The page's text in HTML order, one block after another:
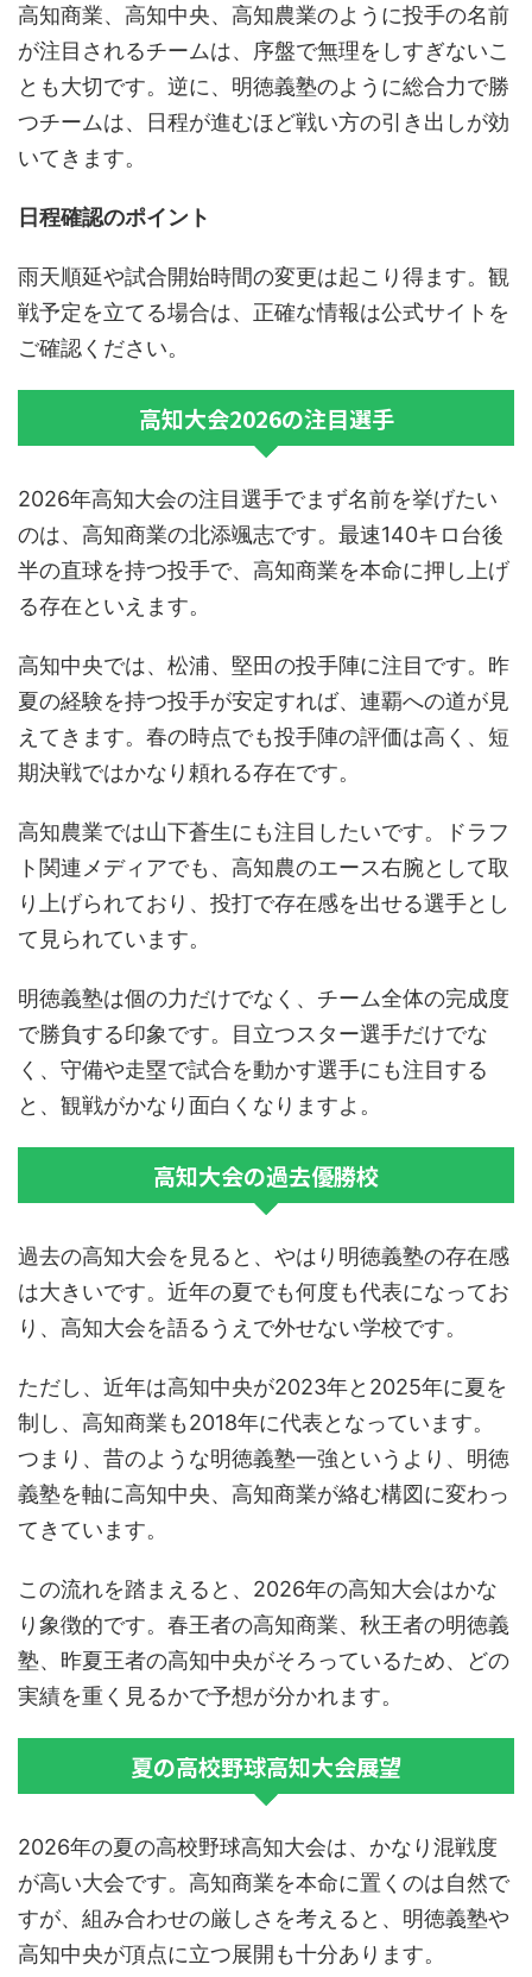
高知商業、高知中央、高知農業のように投手の名前
が注目されるチームは、序盤で無理をしすぎないこ
とも大切です。逆に、明徳義塾のように総合力で勝
つチームは、日程が進むほど戦い方の引き出しが効
いてきます。
日程確認のポイント
雨天順延や試合開始時間の変更は起こり得ます。観
戦予定を立てる場合は、正確な情報は公式サイトを
ご確認ください。
高知大会2026の注目選手
2026年高知大会の注目選手でまず名前を挙げたい
のは、高知商業の北添颯志です。最速140キロ台後
半の直球を持つ投手で、高知商業を本命に押し上げ
る存在といえます。
高知中央では、松浦、堅田の投手陣に注目です。昨
夏の経験を持つ投手が安定すれば、連覇への道が見
えてきます。春の時点でも投手陣の評価は高く、短
期決戦ではかなり頼れる存在です。
高知農業では山下蒼生にも注目したいです。ドラフ
ト関連メディアでも、高知農のエース右腕として取
り上げられており、投打で存在感を出せる選手とし
て見られています。
明徳義塾は個の力だけでなく、チーム全体の完成度
で勝負する印象です。目立つスター選手だけでな
く、守備や走塁で試合を動かす選手にも注目する
と、観戦がかなり面白くなりますよ。
高知大会の過去優勝校
過去の高知大会を見ると、やはり明徳義塾の存在感
は大きいです。近年の夏でも何度も代表になってお
り、高知大会を語るうえで外せない学校です。
ただし、近年は高知中央が2023年と2025年に夏を
制し、高知商業も2018年に代表となっています。
つまり、昔のような明徳義塾一強というより、 明徳
義塾を軸に高知中央、高知商業が絡む構図に変わっ
てきています。
この流れを踏まえると、2026年の高知大会はかな
り象徴的です。春王者の高知商業、秋王者の明徳義
塾、昨夏王者の高知中央がそろっているため、どの
実績を重く見るかで予想が分かれます。
夏の高校野球高知大会展望
2026年の夏の高校野球高知大会は、かなり混戦度
が高い大会です。高知商業を本命に置くのは自然で
すが、組み合わせの厳しさを考えると、明徳義塾や
高知中央が頂点に立つ展開も十分あります。